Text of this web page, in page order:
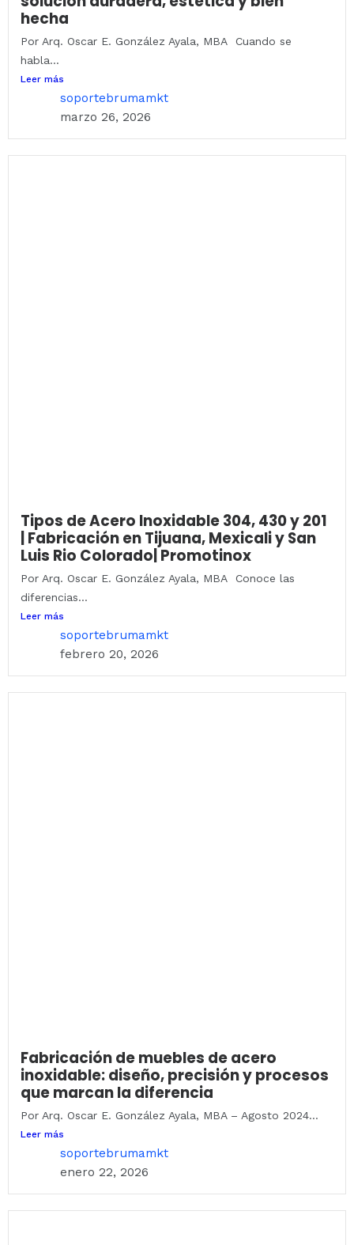
hecha
Por Arq. Oscar E. González Ayala, MBA Cuando se
habla...
Leer más
soportebrumamkt
marzo 26, 2026
Tipos de Acero Inoxidable 304, 430 y 201
| Fabricación en Tijuana, Mexicali y San
Luis Rio Colorado| Promotinox
Por Arq. Oscar E. González Ayala, MBA Conoce las
diferencias...
Leer más
soportebrumamkt
febrero 20, 2026
Fabricación de muebles de acero
inoxidable: diseño, precisión y procesos
que marcan la diferencia
Por Arq. Oscar E. González Ayala, MBA – Agosto 2024...
Leer más
soportebrumamkt
enero 22, 2026